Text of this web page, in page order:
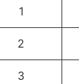
1
2
3